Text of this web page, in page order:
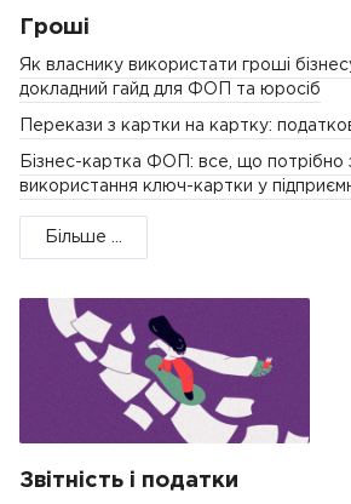
Гроші
Як власнику використати гроші
докладний гайд для ФОП та юросіб
Перекази з картки на картку:
Бізнес-картка ФОП: все, що потрібно
використання ключ-картки у
Більше ...
Звітність і податки